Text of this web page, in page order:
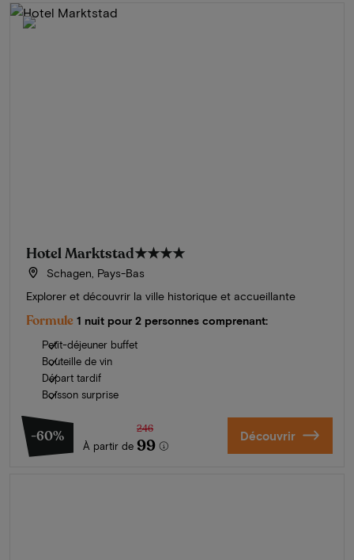
Hotel Marktstad★★★★
Schagen, Pays-Bas
Explorer et découvrir la ville historique et accueillante
Formule 1 nuit pour 2 personnes comprenant:
Petit-déjeuner buffet
Bouteille de vin
Départ tardif
Boisson surprise
-60%
À partir de
246
99 Découvrir